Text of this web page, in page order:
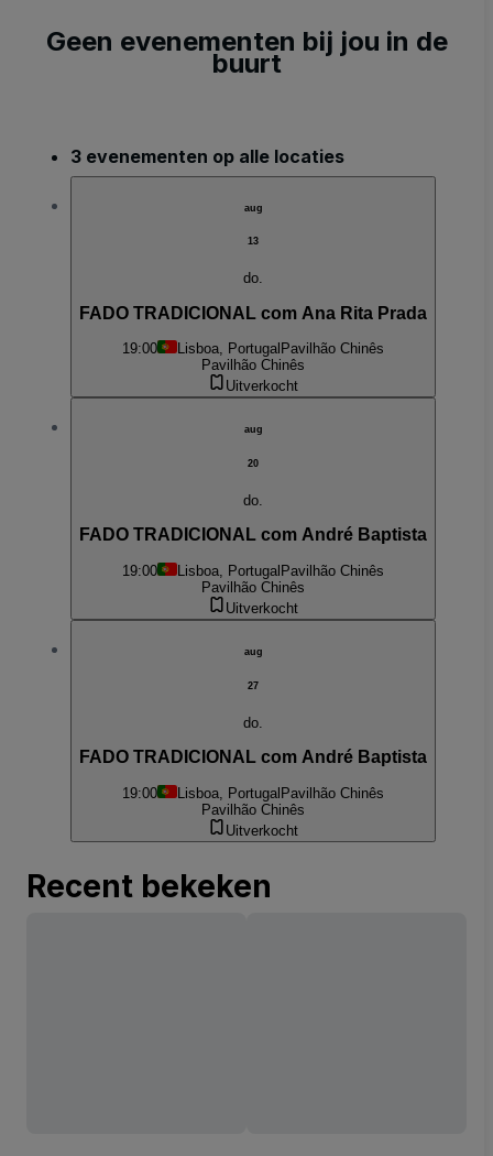
Geen evenementen bij jou in de
buurt
3 evenementen op alle locaties
aug
13
do.
FADO TRADICIONAL com Ana Rita Prada
19:00 Lisboa, Portugal Pavilhão Chinês
Pavilhão Chinês
Uitverkocht
aug
20
do.
FADO TRADICIONAL com André Baptista
19:00 Lisboa, Portugal Pavilhão Chinês
Pavilhão Chinês
Uitverkocht
aug
27
do.
FADO TRADICIONAL com André Baptista
19:00 Lisboa, PortugalPavilhão Chinês
Pavilhão Chinês
Uitverkocht
Recent bekeken